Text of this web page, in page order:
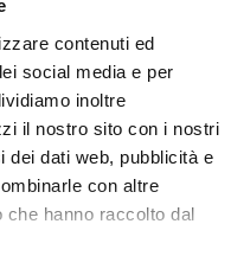
contenuti ed
social media e per
inoltre
il nostro sito con i nostri
dei dati web, pubblicità e
con altre
che hanno raccolto dal